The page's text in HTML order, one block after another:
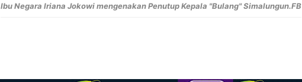
Ibu Negara Iriana Jokowi mengenakan Penutup Kepala "Bulang" Simalungun.FB